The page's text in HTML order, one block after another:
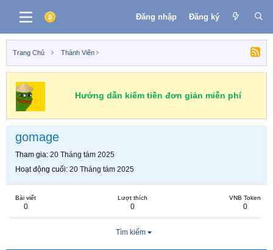
Đăng nhập Đăng ký
Trang Chủ Thành Viên
Hướng dẫn kiếm tiền đơn giản miễn phí
gomage
Tham gia 20 Tháng tám 2025
Hoạt động cuối 20 Tháng tám 2025
Bài viết
0
Lượt thích
0
VNB Token
0
Tìm kiếm